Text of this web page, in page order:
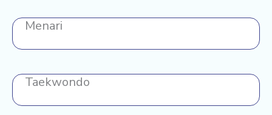
Menari
Taekwondo